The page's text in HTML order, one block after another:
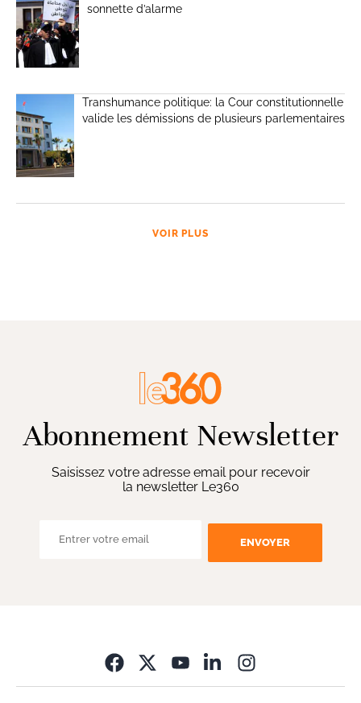
sonnette d’alarme
Transhumance politique: la Cour constitutionnelle
valide les démissions de plusieurs parlementaires
VOIR PLUS
Abonnement Newsletter
Saisissez votre adresse email pour recevoir
la newsletter Le360
ENVOYER